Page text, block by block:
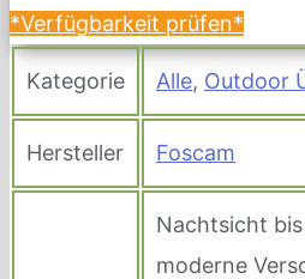
*Verfügbarkeit prüfen*
Kategorie Alle, Outdoor
Hersteller Foscam
Nachtsicht
moderne